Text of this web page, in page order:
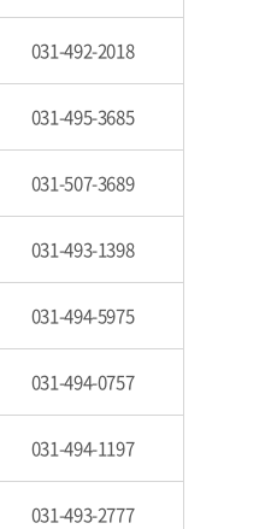
031-492-2018
031-495-3685
031-507-3689
031-493-1398
031-494-5975
031-494-0757
031-494-1197
031-493-2777